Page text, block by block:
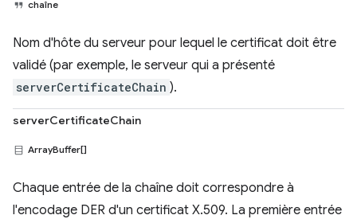
chaîne
Nom d'hôte du serveur pour lequel le certificat doit être
validé (par exemple, le serveur qui a présenté
serverCertificateChain ).
serverCertificateChain
ArrayBuffer[]
Chaque entrée de la chaîne doit correspondre à
l'encodage DER d'un certificat X.509. La première entrée